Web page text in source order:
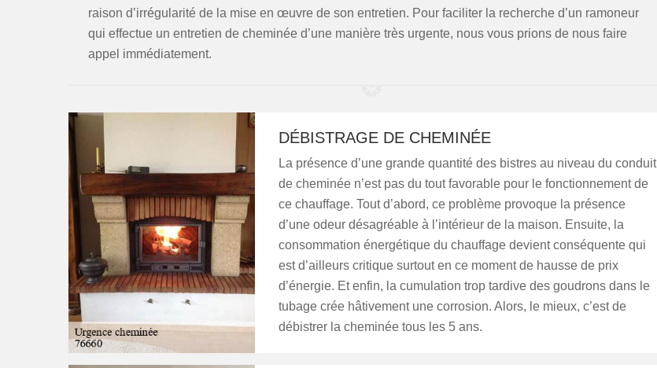
raison d’irrégularité de la mise en œuvre de son entretien. Pour faciliter la recherche d’un ramoneur
qui effectue un entretien de cheminée d’une manière très urgente, nous vous prions de nous faire
appel immédiatement.
DÉBISTRAGE DE CHEMINÉE
La présence d’une grande quantité des bistres au niveau du conduit
de cheminée n’est pas du tout favorable pour le fonctionnement de
ce chauffage. Tout d’abord, ce problème provoque la présence
d’une odeur désagréable à l’intérieur de la maison. Ensuite, la
consommation énergétique du chauffage devient conséquente qui
est d’ailleurs critique surtout en ce moment de hausse de prix
d’énergie. Et enfin, la cumulation trop tardive des goudrons dans le
tubage crée hâtivement une corrosion. Alors, le mieux, c’est de
débistrer la cheminée tous les 5 ans.